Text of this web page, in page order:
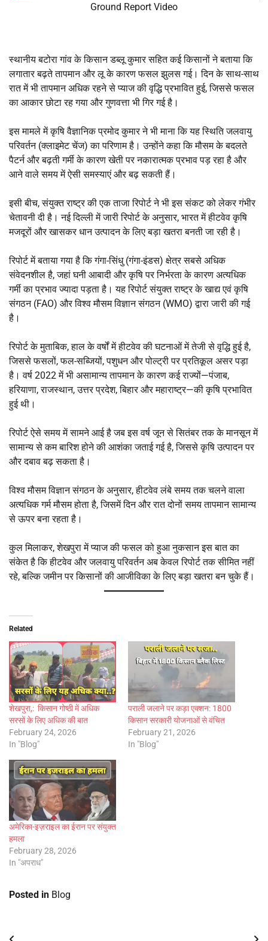
Ground Report Video
स्थानीय बटोरा गांव के किसान डब्लू कुमार सहित कई किसानों ने बताया कि
लगातार बढ़ते तापमान और लू के कारण फसल झुलस गई। दिन के साथ-साथ
रात में भी तापमान अधिक रहने से प्याज की वृद्धि प्रभावित हुई, जिससे फसल
का आकार छोटा रह गया और गुणवत्ता भी गिर गई है।
इस मामले में कृषि वैज्ञानिक प्रमोद कुमार ने भी माना कि यह स्थिति जलवायु
परिवर्तन (क्लाइमेट चेंज) का परिणाम है। उन्होंने कहा कि मौसम के बदलते
पैटर्न और बढ़ती गर्मी के कारण खेती पर नकारात्मक प्रभाव पड़ रहा है और
आने वाले समय में ऐसी समस्याएं और बढ़ सकती हैं।
इसी बीच, संयुक्त राष्ट्र की एक ताजा रिपोर्ट ने भी इस संकट को लेकर गंभीर
चेतावनी दी है। नई दिल्ली में जारी रिपोर्ट के अनुसार, भारत में हीटवेव कृषि
मजदूरों और खासकर धान उत्पादन के लिए बड़ा खतरा बनती जा रही है।
रिपोर्ट में बताया गया है कि गंगा-सिंधु (गंगा-इंडस) क्षेत्र सबसे अधिक
संवेदनशील है, जहां घनी आबादी और कृषि पर निर्भरता के कारण अत्यधिक
गर्मी का प्रभाव ज्यादा पड़ता है। यह रिपोर्ट संयुक्त राष्ट्र के खाद्य एवं कृषि
संगठन (FAO) और विश्व मौसम विज्ञान संगठन (WMO) द्वारा जारी की गई
है।
रिपोर्ट के मुताबिक, हाल के वर्षों में हीटवेव की घटनाओं में तेजी से वृद्धि हुई है,
जिससे फसलों, फल-सब्जियों, पशुधन और पोल्ट्री पर प्रतिकूल असर पड़ा
है। वर्ष 2022 में भी असामान्य तापमान के कारण कई राज्यों—पंजाब,
हरियाणा, राजस्थान, उत्तर प्रदेश, बिहार और महाराष्ट्र—की कृषि प्रभावित
हुई थी।
रिपोर्ट ऐसे समय में सामने आई है जब इस वर्ष जून से सितंबर तक के मानसून में
सामान्य से कम बारिश होने की आशंका जताई गई है, जिससे कृषि उत्पादन पर
और दबाव बढ़ सकता है।
विश्व मौसम विज्ञान संगठन के अनुसार, हीटवेव लंबे समय तक चलने वाला
अत्यधिक गर्म मौसम होता है, जिसमें दिन और रात दोनों समय तापमान सामान्य
से ऊपर बना रहता है।
कुल मिलाकर, शेखपुरा में प्याज की फसल को हुआ नुकसान इस बात का
संकेत है कि हीटवेव और जलवायु परिवर्तन अब केवल रिपोर्ट तक सीमित नहीं
रहे, बल्कि जमीन पर किसानों की आजीविका के लिए बड़ा खतरा बन चुके हैं।
Related
शेखपुरा,: किसान गोष्ठी में अधिक
सरसों के लिए अधिक की बात
February 24, 2026
In "Blog"
पराली जलाने पर कड़ा एक्शन: 1800
किसान सरकारी योजनाओं से वंचित
February 21, 2026
In "Blog"
अमेरिका-इज़राइल का ईरान पर संयुक्त
हमला
February 28, 2026
In "अपराध"
Posted in Blog